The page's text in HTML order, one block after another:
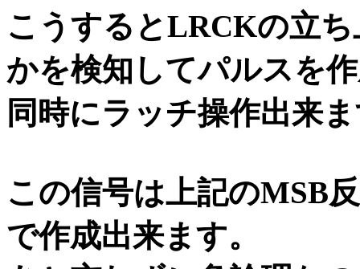
こうするとLRCKの立
かを検知してパルスを
同時にラッチ操作出来
この信号は上記のMSB
で作成出来ます。